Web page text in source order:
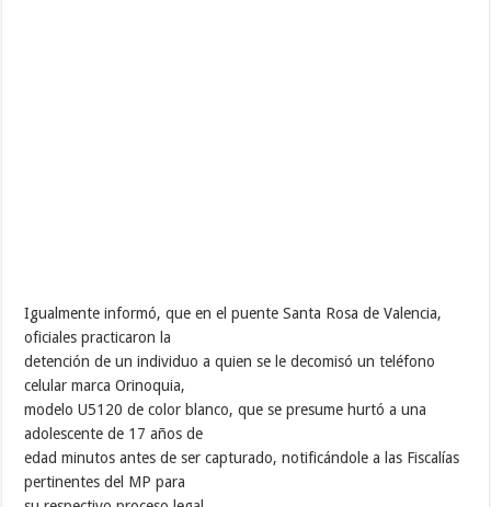
Igualmente informó, que en el puente Santa Rosa de Valencia,
oficiales practicaron la
detención de un individuo a quien se le decomisó un teléfono
celular marca Orinoquia,
modelo U5120 de color blanco, que se presume hurtó a una
adolescente de 17 años de
edad minutos antes de ser capturado, notificándole a las Fiscalías
pertinentes del MP para